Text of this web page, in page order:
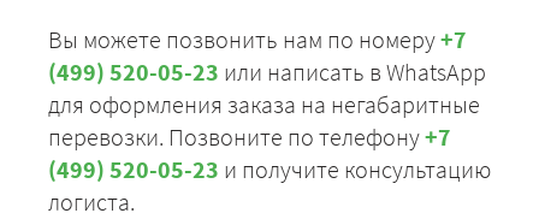
Вы можете позвонить нам по номеру+7
(499) 520-05-23 или написать в WhatsApp
для оформления заказа на негабаритные
перевозки. Позвоните по телефону+7
(499) 520-05-23 и получите консультацию
логиста.